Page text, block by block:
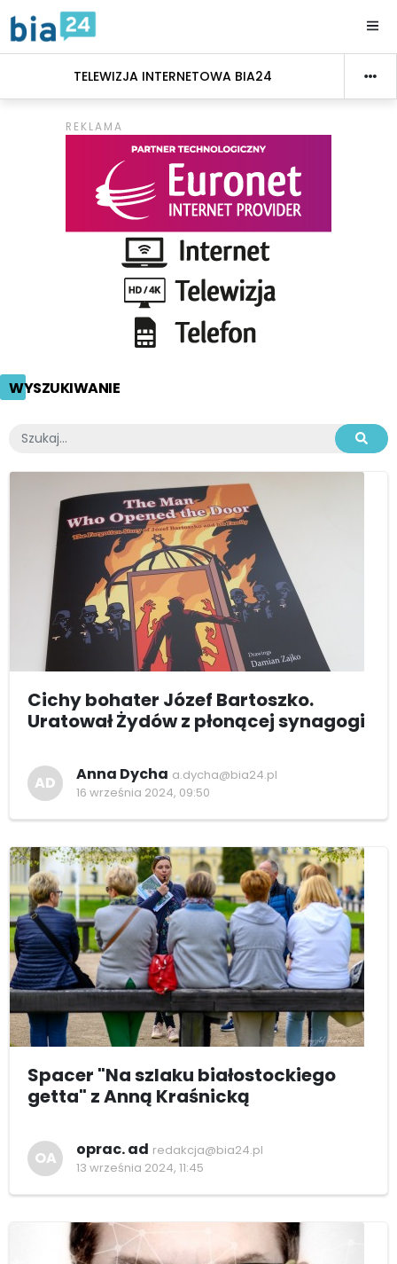
TELEWIZJA INTERNETOWA BIA24
WYSZUKIWANIE
Cichy bohater Józef Bartoszko.
Uratował Żydów z płonącej synagogi
AD Anna Dycha a.dycha@bia24.pl
16 września 2024, 09:50
Spacer "Na szlaku białostockiego
getta" z Anną Kraśnicką
OA oprac. ad redakcja@bia24.pl
13 września 2024, 11:45